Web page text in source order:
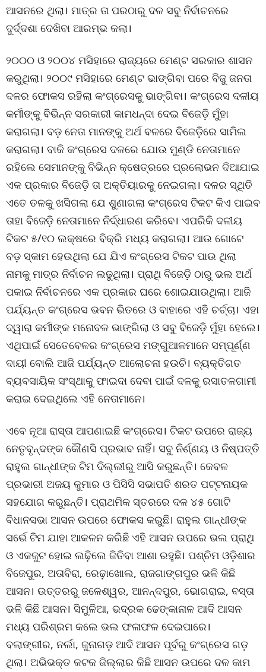
ଆସନରେ ଥିଲା। ମାତ୍ର ତା ପରଠାରୁ ଦଳ ସବୁ ନିର୍ବାଚନରେ
ଦୁର୍ଦ୍ଦଶା ଦେଖିବା ଆରମ୍ଭ କଲା।
୨୦୦୦ ଓ ୨୦୦୪ ମସିହାରେ ରାଜ୍ୟରେ ମେଣ୍ଟ ସରକାର ଶାସନ
କରୁଥିଲା। ୨୦୦୯ ମସିହାରେ ମେଣ୍ଟ ଭାଙ୍ଗିବା ପରେ ବିଜୁ ଜନତା
ଦଳର ଫୋକସ ରହିଲା କଂଗ୍ରେସକୁ ଭାଙ୍ଗିବା। କଂଗ୍ରେସ ଦଳୀୟ
କର୍ମୀଙ୍କୁ ବିଭିନ୍ନ ସରକାରୀ କାମଧନ୍ଦା ଦେଇ ବିଜେଡ଼ି ମୁଁହା
କରାଗଲା। ବଡ଼ ନେତା ମାନଙ୍କୁ ଅର୍ଥ ବଳରେ ବିଜେଡ଼ିରେ ସାମିଲ
କରାଗଲା। ବାକି କଂଗ୍ରେସ ଦଳରେ ଯୋଉ ମୁଣ୍ଡି ନେତାମାନେ
ରହିଲେ ସେମାନଙ୍କୁ ବିଭିନ୍ନ କ୍ଷେତ୍ରରେ ପ୍ରଲୋଭନ ଦିଆଯାଇ
ଏକ ପ୍ରକାର ବିଜେଡ଼ି ତା ଅକ୍ତିୟାରକୁ ନେଇଗଲା। ଦଳର ସ୍ଥିତି
ଏତେ ତଳକୁ ଖସିଗଲା ଯେ ଶୁଣାଗଲା କଂଗ୍ରେସ ଟିକଟ କିଏ ପାଇବ
ତାହା ବିଜେଡ଼ି ନେତାମାନେ ନିର୍ଦ୍ଧାରଣ କରିବେ। ଏପରିକି ଦଳୀୟ
ଟିକଟ ୫/୧୦ ଲକ୍ଷରେ ବିକ୍ରି ମଧ୍ୟ କରାଗଲା। ଆଉ ଗୋଟେ
ବଡ଼ ସ୍କାମ ହେଉଥିଲା ଯେ ଯିଏ କଂଗ୍ରେସ ଟିକଟ ପାଉ ଥିଲା
ନାମକୁ ମାତ୍ର ନିର୍ବାଚନ ଲଢୁଥିଲା। ପ୍ରାଥି ବିଜେଡ଼ି ଠାରୁ ଭଲ ଅର୍ଥ
ପକାଇ ନିର୍ବାଚନରେ ଏକ ପ୍ରକାର ଘରେ ଶୋଇଯାଉଥିଲା। ଆଜି
ପର୍ଯ୍ୟନ୍ତ କଂଗ୍ରେସ ଭବନ ଭିତରେ ଓ ବାହାରେ ଏହି ଚର୍ଚ୍ଚା। ଏହା
ଦ୍ୱାରା କର୍ମୀଙ୍କ ମନୋବଳ ଭାଙ୍ଗିଲା ଓ ସବୁ ବିଜେଡ଼ି ମୁଁହା ହେଲେ।
ଏଥିପାଇଁ ସେତେବେଳର କଂଗ୍ରେସ ମଙ୍ଗୁଆଳମାନେ ସମ୍ପୂର୍ଣ୍ଣ
ଦାୟୀ ବୋଲି ଆଜି ପର୍ଯ୍ୟନ୍ତ ଆଲୋଚନା ହଉଚି। ବ୍ୟକ୍ତିଗତ
ବ୍ୟବସାୟିକ ସଂସ୍ଥାକୁ ଫାଇଦା ଦେବା ପାଇଁ ଦଳକୁ ରସାତଳଗାମୀ
କରାଇ ଦେଇଥିଲେ ଏହି ନେତାମାନେ।
ଏବେ ନୂଆ ରାସ୍ତା ଆପଣାଇଛି କଂଗ୍ରେସ। ଟିକଟ ଉପରେ ରାଜ୍ୟ
ନେତୃବୃନ୍ଦଙ୍କ କୌଣସି ପ୍ରଭାବ ନାହିଁ। ସବୁ ନିର୍ଣ୍ଣୟ ଓ ନିଷ୍ପତ୍ତି
ରାହୁଲ ଗାନ୍ଧୀଙ୍କ ଟିମ ଦିଲ୍ଲୀରୁ ଆସି କରୁଛନ୍ତି। କେବଳ
ପ୍ରଭାରୀ ଅଜୟ କୁମାର ଓ ପିସିସି ସଭାପତି ଶରତ ପଟ୍ଟନାୟକ
ସହଯୋଗ କରୁଛନ୍ତି। ପ୍ରାଥମିକ ସ୍ତରରେ ଦଳ ୪୫ ଗୋଟି
ବିଧାନସଭା ଆସନ ଉପରେ ଫୋକସ କରୁଛି। ରାହୁଲ ଗାନ୍ଧୀଙ୍କ
ସର୍ଭେ ଟିମ ଯାହା ଆକଳନ କରିଛି ଏହି ଆସନ ଉପରେ ଭଲ ପ୍ରାଥି
ଓ ଏକଜୁଟ ହୋଇ ଲଢ଼ିଲେ ଜିତିବା ଆଶା ରହୁଛି। ପଶ୍ଚିମ ଓଡ଼ିଶାର
ବିଜେପୁର, ଅତାବିରା, ରେଢ଼ାଖୋଲ, ରାଜଗାଙ୍ଗପୁର ଭଳି କିଛି
ଆସନ। ଉତ୍ତରରୁ ଜଳେଶ୍ୱର, ଆନନ୍ଦପୁର, ଭୋଗରାଇ, ବସ୍ତା
ଭଳି କିଛି ଆସନ। ସିମୁଳିଆ, ଭଦ୍ରକ ଢେଙ୍କାନାଳ ଆଦି ଆସନ
ମଧ୍ୟ ପରିଶ୍ରମ କଲେ ଭଲ ଫଳାଫଳ ଦେଇପାରେ।
ବଲାଙ୍ଗୀର, ନର୍ଲା, ଜୁନାଗଡ଼ ଆଦି ଆସନ ପୂର୍ବରୁ କଂଗ୍ରେସ ଗଡ଼
ଥିଲା। ଅଭିଭକ୍ତ କଟକ ଜିଲ୍ଲାର କିଛି ଆସନ ଉପରେ ଦଳ କାମ